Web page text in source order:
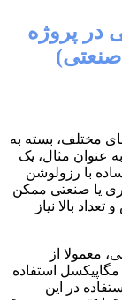
در پروژه
مختلف، بسته به
عنوان مثال، یک
با رزولوشن
یا صنعتی ممکن
بالا نیاز
معمولا از
دوربین‌های دام یا بولت با رزولوشن 2 تا 4 مگاپیکسل استفاده
در این